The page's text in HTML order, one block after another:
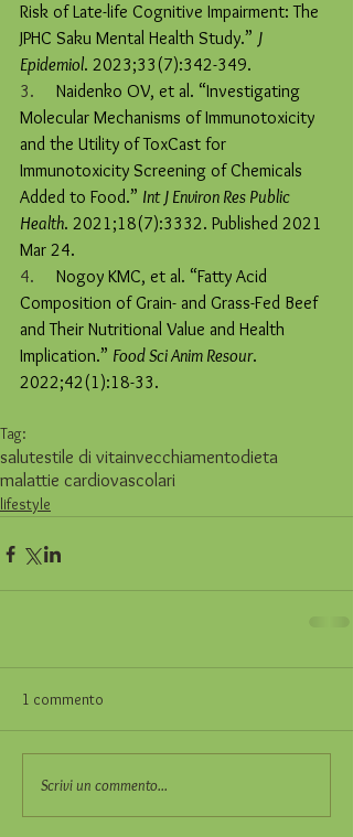
Risk of Late-life Cognitive Impairment: The
JPHC Saku Mental Health Study.” J
Epidemiol. 2023;33(7):342-349.
3. Naidenko OV, et al. “Investigating
Molecular Mechanisms of Immunotoxicity
and the Utility of ToxCast for
Immunotoxicity Screening of Chemicals
Added to Food.” Int J Environ Res Public
Health. 2021;18(7):3332. Published 2021
Mar 24.
4. Nogoy KMC, et al. “Fatty Acid
Composition of Grain- and Grass-Fed Beef
and Their Nutritional Value and Health
Implication.” Food Sci Anim Resour.
2022;42(1):18-33.
Tag:
salutestile di vitainvecchiamentodieta
malattie cardiovascolari
lifestyle
1 commento
Scrivi un commento...